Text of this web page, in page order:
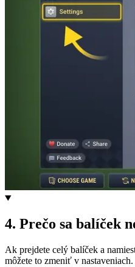
4. Prečo sa balíček
Ak prejdete celý balíček a
môžete to zmeniť v nastaveniach.